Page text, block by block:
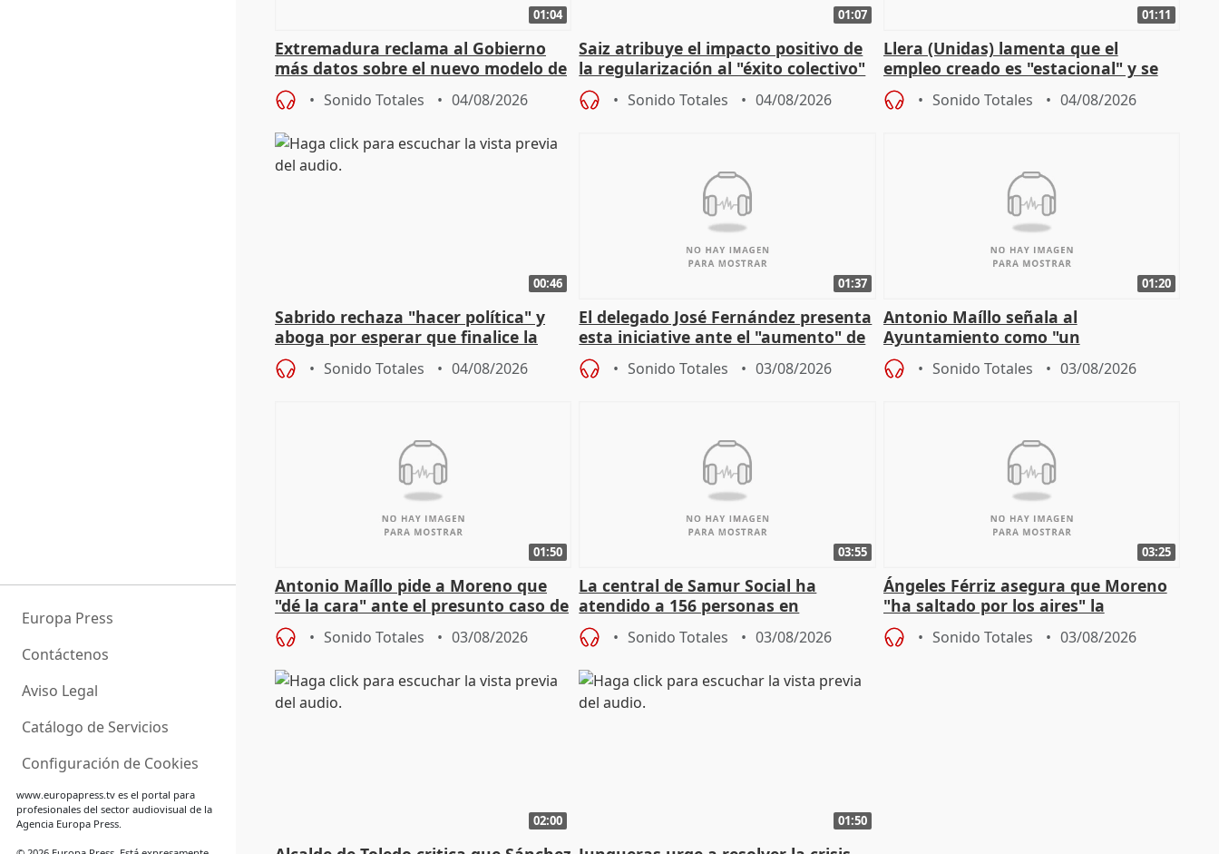
Europa Press
Contáctenos
Aviso Legal
Catálogo de Servicios
Configuración de Cookies
www.europapress.tves el portal para
profesionales del sector audiovisual de la
Agencia Europa Press.
01:04
Extremadura reclama al Gobierno
más datos sobre el nuevo modelo de
financiación
Sonido Totales 04/08/2026
01:07
Saiz atribuye el impacto positivo de
la regularización al "éxito colectivo"
del Gobierno
Sonido Totales 04/08/2026
01:11
Llera (Unidas) lamenta que el
empleo creado es "estacional" y se
"esfumará" al acabar el verano
Sonido Totales 04/08/2026
00:46
Sabrido rechaza "hacer política" y
aboga por esperar que finalice la
investigación del incendio
Sonido Totales 04/08/2026
01:37
El delegado José Fernández presenta
esta iniciative ante el "aumento" de
personas sin hogar en Madri
Sonido Totales 03/08/2026
01:20
Antonio Maíllo señala al
Ayuntamiento como "un
especulador más" sobre viviendas de
Jiménez Becerril
Sonido Totales 03/08/2026
01:50
Antonio Maíllo pide a Moreno que
"dé la cara" ante el presunto caso de
acoso del CEO de ADM
Sonido Totales 03/08/2026
03:55
La central de Samur Social ha
atendido a 156 personas en
situación de calle durante Campaña
de CalorSonido Totales 03/08/2026
03:25
Ángeles Férriz asegura que Moreno
"ha saltado por los aires" la
negociación tras acuerdo con SMA
Sonido Totales 03/08/2026
02:00 01:50